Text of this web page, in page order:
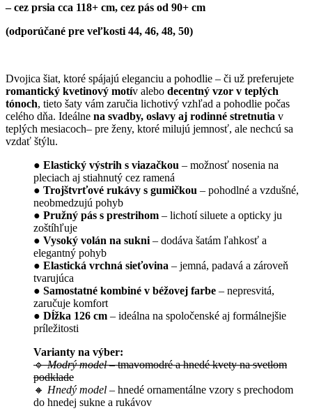
– cez prsia cca 118+ cm, cez pás od 90+ cm
(odporúčané pre veľkosti 44, 46, 48, 50)
Dvojica šiat, ktoré spájajú eleganciu a pohodlie – či už preferujete
romantický kvetinový motív alebo decentný vzor v teplých
tónoch, tieto šaty vám zaručia lichotivý vzhľad a pohodlie počas
celého dňa. Ideálne na svadby, oslavy aj rodinné stretnutia v
teplých mesiacoch– pre ženy, ktoré milujú jemnosť, ale nechcú sa
vzdať štýlu.
● Elastický výstrih s viazačkou – možnosť nosenia na
pleciach aj stiahnutý cez ramená
● Trojštvrťové rukávy s gumičkou – pohodlné a vzdušné,
neobmedzujú pohyb
● Pružný pás s prestrihom – lichotí siluete a opticky ju
zoštíhľuje
● Vysoký volán na sukni – dodáva šatám ľahkosť a
elegantný pohyb
● Elastická vrchná sieťovina – jemná, padavá a zároveň
tvarujúca
● Samostatné kombiné v béžovej farbe – nepresvitá,
zaručuje komfort
● Dĺžka 126 cm – ideálna na spoločenské aj formálnejšie
príležitosti
Varianty na výber:
🔹Modrý model– tmavomodré a hnedé kvety na svetlom
podklade
🔸 Hnedý model – hnedé ornamentálne vzory s prechodom
do hnedej sukne a rukávov